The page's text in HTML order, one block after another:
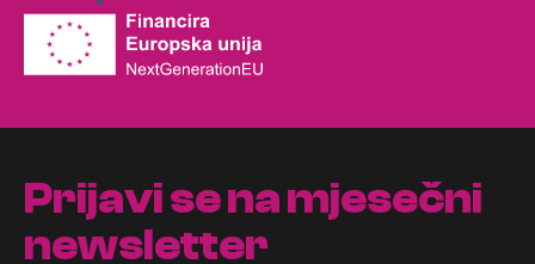
Prijavi se na mjesečni
newsletter